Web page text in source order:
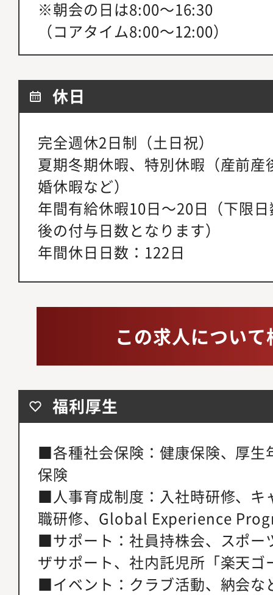
※朝会の日は8:00～16:30
（コアタイム8:00～12:00）
休日
完全週休2日制（土日祝）
夏期冬期休暇、特別休暇（産前
婚休暇など）
年間有給休暇10日～20日（下限
後の付与日数となります）
年間休日日数：122日
この求人につい
福利厚生
■各種社会保険：健康保険、厚生
保険
■人事育成制度：入社時研修、キ
職研修、Global Experience
■サポート：社員持株会、スポー
ザサポート、社内託児所「楽天ゴ
■イベント：クラブ活動、納会な